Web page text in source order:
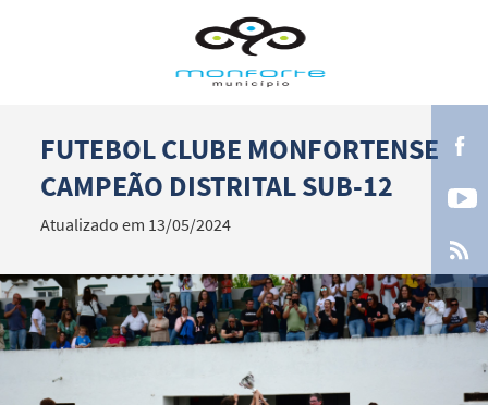
Termo de Pesquisa
Categorias gerais
FUTEBOL CLUBE MONFORTENSE
CAMPEÃO DISTRITAL SUB-12
Atualizado em 13/05/2024